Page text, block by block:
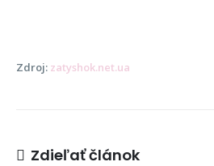
Zdroj: zatyshok.net.ua
Zdieľať článok
Podmienky používania